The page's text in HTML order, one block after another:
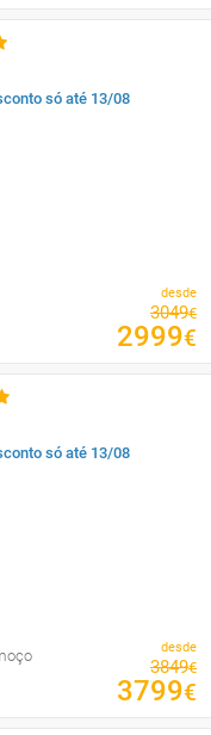
só até 13/08
desde
3049€
2999€
só até 13/08
desde
3849€
3799€